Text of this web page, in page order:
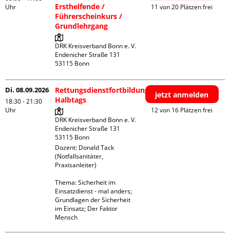
Uhr
Ersthelfende /
Führerscheinkurs /
Grundlehrgang
DRK Kreisverband Bonn e. V.
Endenicher Straße 131
11 von 20 Plätzen frei
Di. 08.09.2026
18:30 - 21:30
Uhr
Rettungsdienstfortbildung
Halbtags
DRK Kreisverband Bonn e. V.
Endenicher Straße 131
Dozent: Donald Tack
(Notfallsanitäter,
Praxisanleiter)
Thema: Sicherheit im
Einsatzdienst - mal anders;
Grundlagen der Sicherheit
im Einsatz; Der Faktor
Mensch
jetzt anmelden
12 von 16 Plätzen frei